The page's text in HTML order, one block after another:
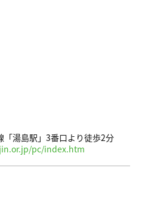
「湯島駅」3番口より徒歩2分
pc/index.htm